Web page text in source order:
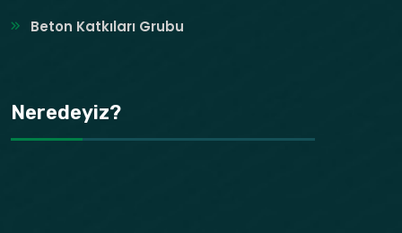
Beton Katkıları Grubu
Neredeyiz?